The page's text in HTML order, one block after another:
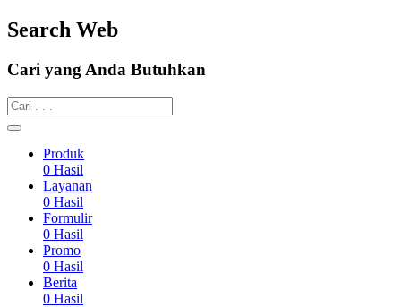
Search Web
Cari yang Anda Butuhkan
Produk
0 Hasil
Layanan
0 Hasil
Formulir
0 Hasil
Promo
0 Hasil
Berita
0 Hasil